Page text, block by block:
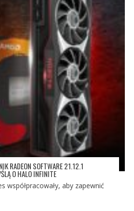
RADEON SOFTWARE 21.12.1
O HALO INFINITE
współpracowały, aby zapewnić